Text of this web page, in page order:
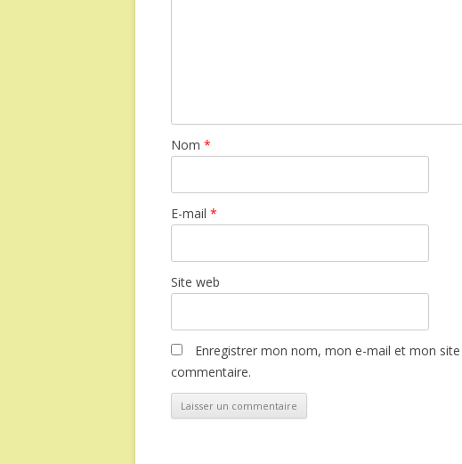
Nom *
E-mail *
Site web
Enregistrer mon nom, mon e-mail et mon
commentaire.